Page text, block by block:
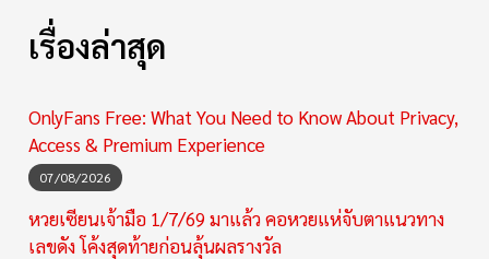
เรื่องล่าสุด
OnlyFans Free: What You Need to Know About Privacy,
Access & Premium Experience
07/08/2026
หวยเซียนเจ้ามือ 1/7/69 มาแล้ว คอหวยแห่จับตาแนวทาง
เลขดัง โค้งสุดท้ายก่อนลุ้นผลรางวัล